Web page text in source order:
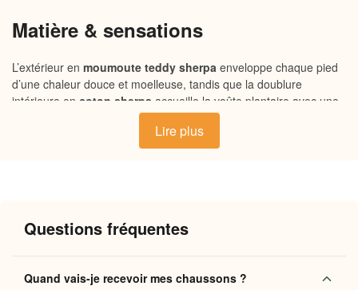
Matière & sensations
L’extérieur en moumoute teddy sherpa enveloppe chaque pied
d’une chaleur douce et moelleuse, tandis que la doublure
intérieure en coton sherpa accueille la voûte plantaire avec une
tendresse soyeuse. La semelle coussin air amortit chaque pas,
offrant une sensation de légèreté sur les sols durs. Respirant et
chaud à la fois, ce chausson conjugue douceur tactile et maintien
Coussin air intégré: une semelle aérée qui absorbe les
chocs et soulage les pieds fatigués à chaque pas
Lire plus
Questions fréquentes
Quand vais-je recevoir mes chaussons ?